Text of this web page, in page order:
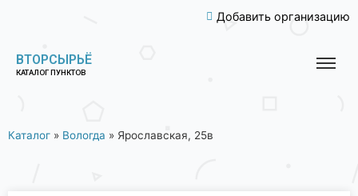
Добавить организацию
ВТОРСЫРЬЁ
КАТАЛОГ ПУНКТОВ
Каталог » Вологда » Ярославская, 25в